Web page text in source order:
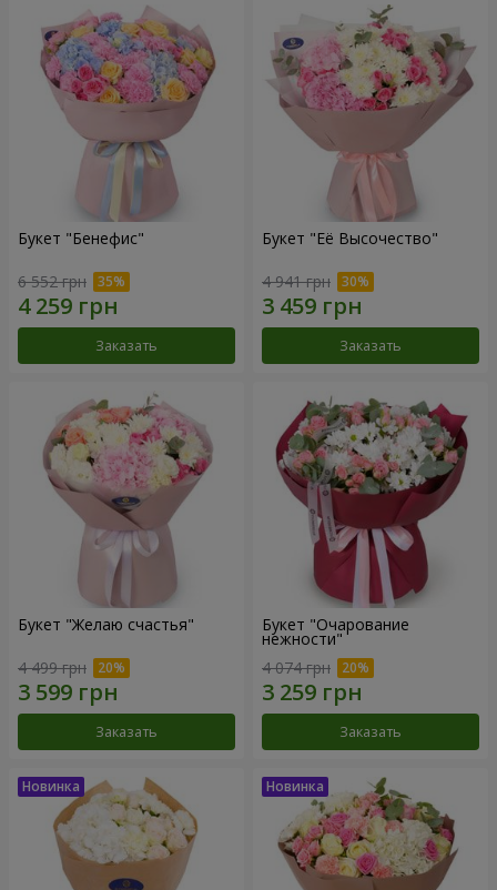
Букет "Бенефис"
6 552 грн
Заказать
Букет "Её Высочество"
4 941 грн
Заказать
Букет "Желаю счастья"
4 499 грн
Заказать
Букет "Очарование
нежности"
4 074 грн
Заказать